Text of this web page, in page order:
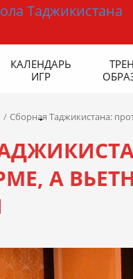
КАЛЕНДАРЬ
ИГР
Сборная Таджикистана:
А